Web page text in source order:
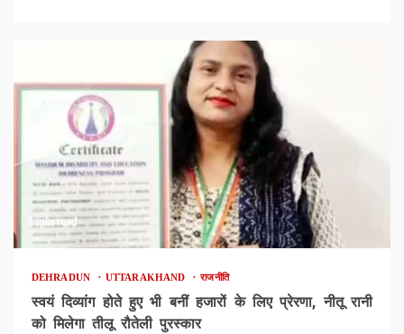
1 min read
DEHRADUN UTTARAKHAND राजनीति
स्वयं दिव्यांग होते हुए भी बनीं हजारों के लिए प्रेरणा, नीतू रानी
को मिलेगा तीलू रौतेली पुरस्कार